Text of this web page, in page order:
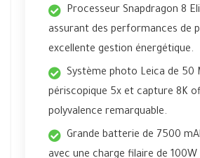
Processeur Snapdragon 8
assurant des performances de
excellente gestion énergétique.
Système photo Leica de 50
périscopique 5x et capture 8K
polyvalence remarquable.
Grande batterie de 7500
avec une charge filaire de